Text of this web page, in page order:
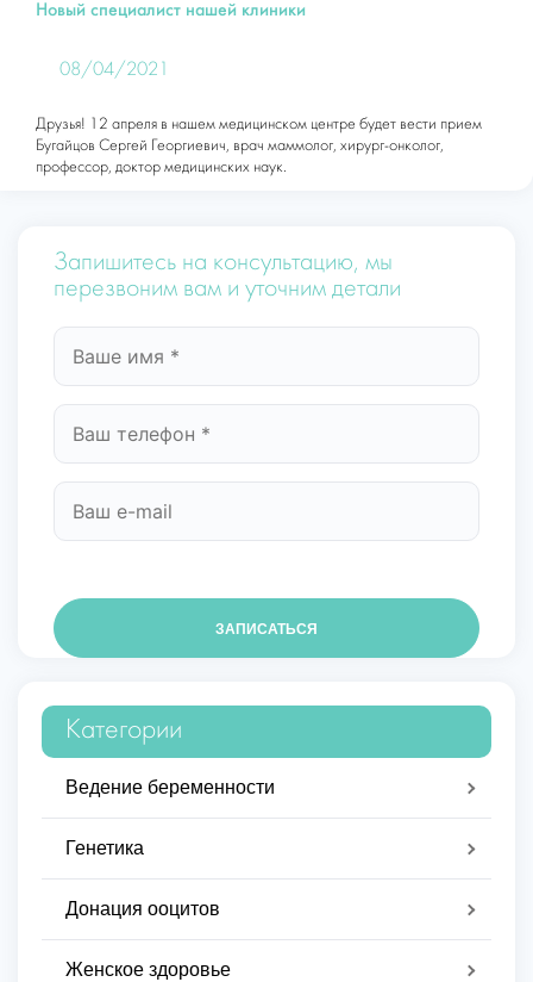
Новый специалист нашей клиники
08/04/2021
Друзья! 12 апреля в нашем медицинском центре будет вести прием
Бугайцов Сергей Георгиевич, врач маммолог, хирург-онколог,
профессор, доктор медицинских наук.
Запишитесь на консультацию, мы
перезвоним вам и уточним детали
Категории
Ведение беременности
Генетика
Донация ооцитов
Женское здоровье